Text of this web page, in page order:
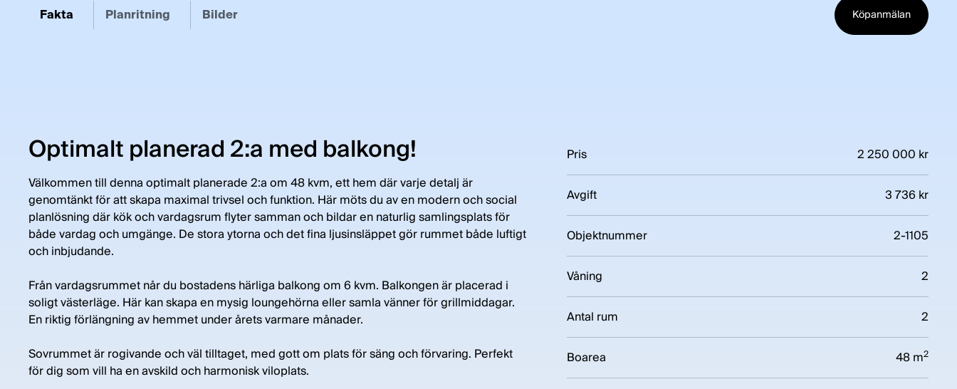
Fakta Planritning Bilder Köpanmälan
Optimalt planerad 2:a med balkong!
Välkommen till denna optimalt planerade 2:a om 48 kvm, ett hem där varje detalj är
genomtänkt för att skapa maximal trivsel och funktion. Här möts du av en modern och social
planlösning där kök och vardagsrum flyter samman och bildar en naturlig samlingsplats för
både vardag och umgänge. De stora ytorna och det fina ljusinsläppet gör rummet både luftigt
och inbjudande.
Från vardagsrummet når du bostadens härliga balkong om 6 kvm. Balkongen är placerad i
soligt västerläge. Här kan skapa en mysig loungehörna eller samla vänner för grillmiddagar.
En riktig förlängning av hemmet under årets varmare månader.
Sovrummet är rogivande och väl tilltaget, med gott om plats för säng och förvaring. Perfekt
för dig som vill ha en avskild och harmonisk viloplats.
Pris 2 250 000 kr
Avgift 3 736 kr
Objektnummer 2-1105
Våning 2
Antal rum 2
Boarea 48 m2